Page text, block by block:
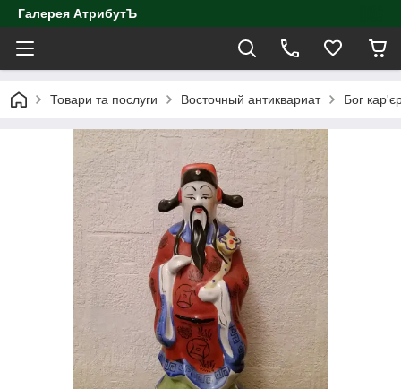
Галерея АтрибутЪ
Товари та послуги Восточный антиквариат Бог